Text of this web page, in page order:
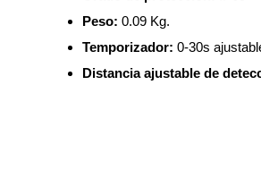
Peso: 0.09 Kg.
Temporizador: 0-30s
Distancia ajustable de